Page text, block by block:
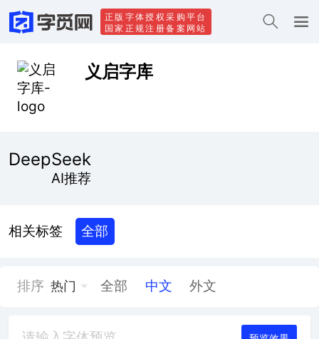
正版字体授权采购平台
国家正规注册备案网站
义启字库
DeepSeek
AI推荐
相关标签 全部
排序 热门 全部 中文 外文